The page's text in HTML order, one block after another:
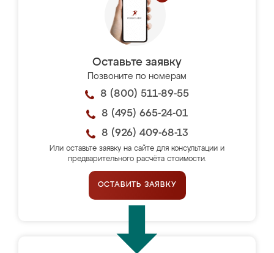
Оставьте заявку
Позвоните по номерам
8 (800) 511-89-55
8 (495) 665-24-01
8 (926) 409-68-13
Или оставьте заявку на сайте для консультации и
предварительного расчёта стоимости.
ОСТАВИТЬ ЗАЯВКУ